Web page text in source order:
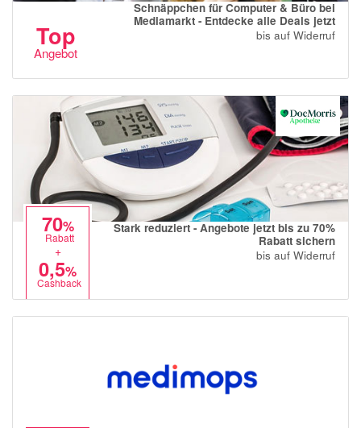
Top
Angebot
Schnäppchen für Computer & Büro bei
Mediamarkt - Entdecke alle Deals jetzt
bis auf Widerruf
70%
Rabatt
+
0,5%
Cashback
Stark reduziert - Angebote jetzt bis zu 70%
Rabatt sichern
bis auf Widerruf